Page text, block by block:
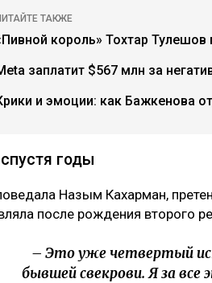
ТАКЖЕ
король» Тохтар Тулешов
заплатит $567 млн за
и эмоции: как Бажкенова
годы
Назым Кахарман,
после рождения второго
– Это уже четвертый
бывшей свекрови. Я за все